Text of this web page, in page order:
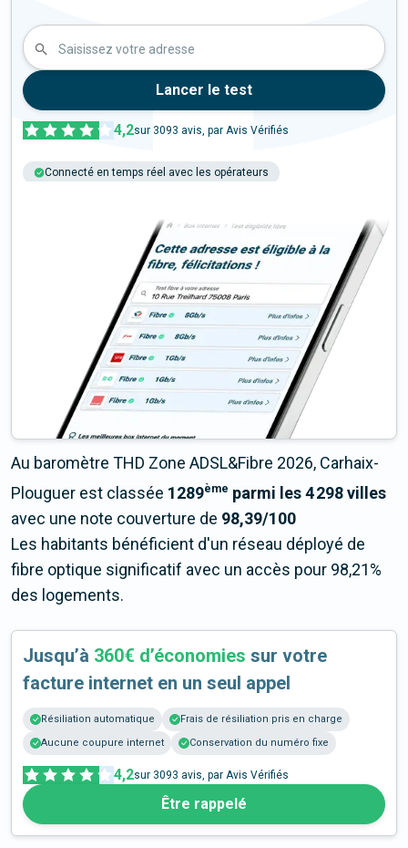
Saisissez votre adresse
Lancer le test
4,2sur 3093 avis, par Avis Vérifiés
Connecté en temps réel avec les opérateurs
Au baromètre THD Zone ADSL&Fibre 2026, Carhaix-
Plouguer est classée 1289ème parmi les 4 298 villes
avec une note couverture de 98,39/100
Les habitants bénéficient d'un réseau déployé de
fibre optique significatif avec un accès pour 98,21%
des logements.
Jusqu’à 360€ d’économies sur votre
facture internet en un seul appel
Résiliation automatique
Frais de résiliation pris en charge
Aucune coupure internet
Conservation du numéro fixe
4,2sur 3093 avis, par Avis Vérifiés
Être rappelé